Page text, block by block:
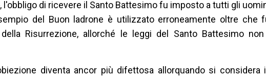
di ricevere il Santo Battesimo fu imposto a tutti gli
del Buon ladrone è utilizzato erroneamente oltre che
Risurrezione, allorché le leggi del Santo Battesimo
diventa ancor più difettosa allorquando si